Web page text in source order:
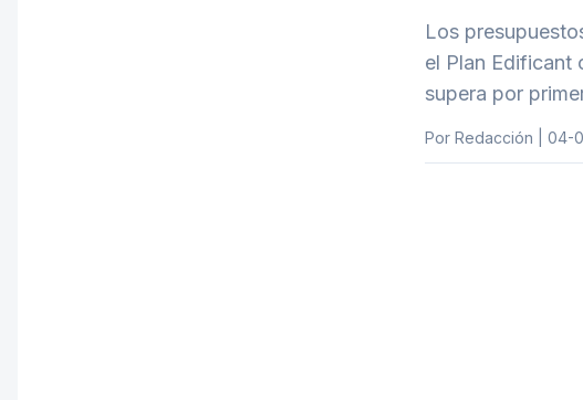
Los
el Plan Edificant
supera por
Por Redacción | 04-